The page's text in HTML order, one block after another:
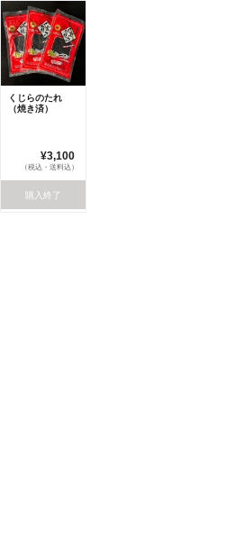
くじらのたれ
（焼き済）
¥3,100
（税込・送料込）
購入終了